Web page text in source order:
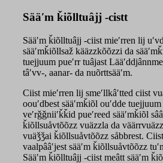
Sääʹm ǩiõlltuâjj -cistt
Sääʹm ǩiõlltuâjj -ciist mieʹrren lij
sääʹmǩiõllsaž kääzzkõõzzi da
tuejjuum pueʹrr tuâjast
tâʹvv-, aanar- da nuõrttsääʹm.
Ciist mieʹrren lij smeʹllkâʹtted ciist
oouʹdbest sääʹmǩiõl ouʹdde
veʹrǧǧniiʹǩǩid pueʹreed sääʹmǩiõl
ǩiõllsuåvtõõzz vuäzzla da
vuäǯǯai ǩiõllsuåvtõõzz såbbrest.
vaalpââʹjest sääʹm ǩiõllsuåvtõõzz
Sääʹm ǩiõlltuâjj -ciist meâtt sääʹm